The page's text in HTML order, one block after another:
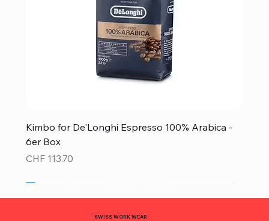
Kimbo for De'Longhi Espresso 100% Arabica -
6er Box
Preis
CHF 113.70
SWISS WORK WEAR